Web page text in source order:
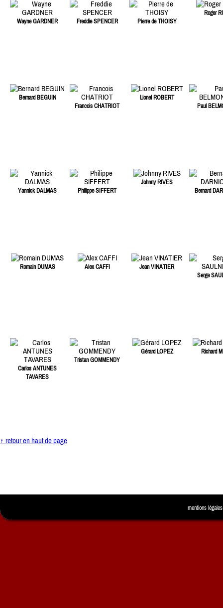
Wayne GARDNER Freddie SPENCER Pierre de THOISY
Roger
Bernard BEGUIN
Francois CHATRIOT
Lionel ROBERT
Paul
Yannick DALMAS Philippe SIFFERT
Johnny RIVES
Bernard
Romain DUMAS Alex CAFFI
Jean VINATIER
Serge
Carlos ANTUNES
TAVARES
Tristan GOMMENDY
Gérard LOPEZ Richard
↑ retour en haut de page
mentions légales